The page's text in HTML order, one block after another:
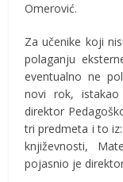
Omerović.
Za učenike koji
polaganju
eventualno ne
novi rok,
direktor
tri predmeta i to
književnosti,
pojasnio je